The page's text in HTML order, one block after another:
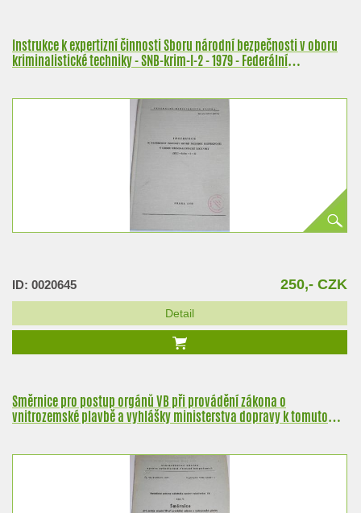
Instrukce k expertizní činnosti Sboru národní bezpečnosti v oboru
kriminalistické techniky - SNB-krim-I-2 - 1979 - Federální
ID: 0020645 250,- CZK
Detail
Směrnice pro postup orgánů VB při provádění zákona o
vnitrozemské plavbě a vyhlášky ministerstva dopravy k tomuto